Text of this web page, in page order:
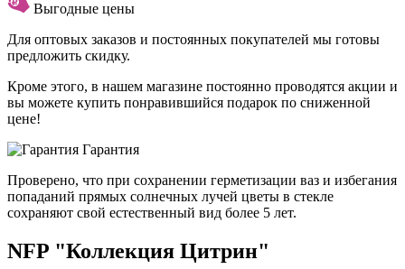
Выгодные цены
Для оптовых заказов и постоянных покупателей мы готовы
предложить скидку.
Кроме этого, в нашем магазине постоянно проводятся акции и
вы можете купить понравившийся подарок по сниженной
цене!
Гарантия
Проверено, что при сохранении герметизации ваз и избегания
попаданий прямых солнечных лучей цветы в стекле
сохраняют свой естественный вид более 5 лет.
NFP "Коллекция Цитрин"